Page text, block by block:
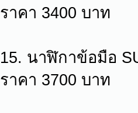
ราคา 3400 บาท
15. นาฬิกาข้อมือ
ราคา 3700 บาท